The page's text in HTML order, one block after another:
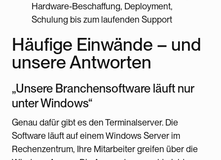
Hardware-Beschaffung, Deployment,
Schulung bis zum laufenden Support
Häufige Einwände – und
unsere Antworten
„Unsere Branchensoftware läuft nur
unter Windows“
Genau dafür gibt es den Terminalserver. Die
Software läuft auf einem Windows Server im
Rechenzentrum, Ihre Mitarbeiter greifen über die